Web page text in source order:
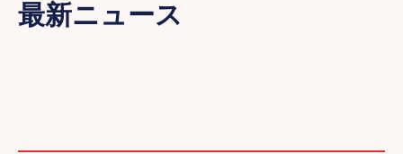
最新ニュース